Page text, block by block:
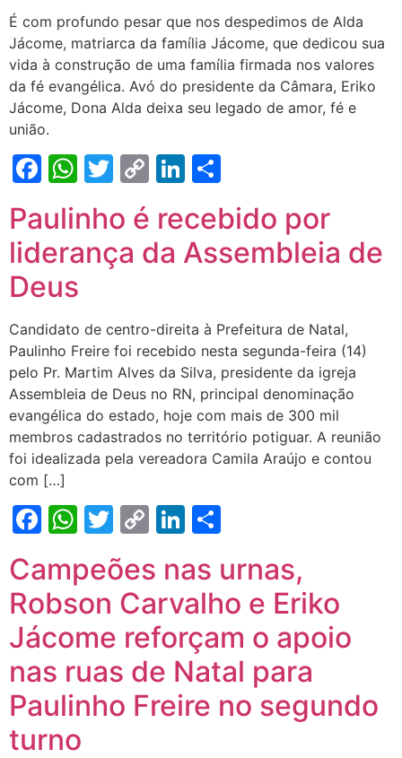
É com profundo pesar que nos despedimos de Alda
Jácome, matriarca da família Jácome, que dedicou sua
vida à construção de uma família firmada nos valores
da fé evangélica. Avó do presidente da Câmara, Eriko
Jácome, Dona Alda deixa seu legado de amor, fé e
união.
Facebook
WhatsApp
Twitter
CopyLinkedIn
Paulinho é recebido por
liderança da Assembleia de
Deus
Candidato de centro-direita à Prefeitura de Natal,
Paulinho Freire foi recebido nesta segunda-feira (14)
pelo Pr. Martim Alves da Silva, presidente da igreja
Assembleia de Deus no RN, principal denominação
evangélica do estado, hoje com mais de 300 mil
membros cadastrados no território potiguar. A reunião
foi idealizada pela vereadora Camila Araújo e contou
com […]
Facebook
WhatsApp
Twitter
CopyLinkedIn
Campeões nas urnas,
Robson Carvalho e Eriko
Jácome reforçam o apoio
nas ruas de Natal para
Paulinho Freire no segundo
turno